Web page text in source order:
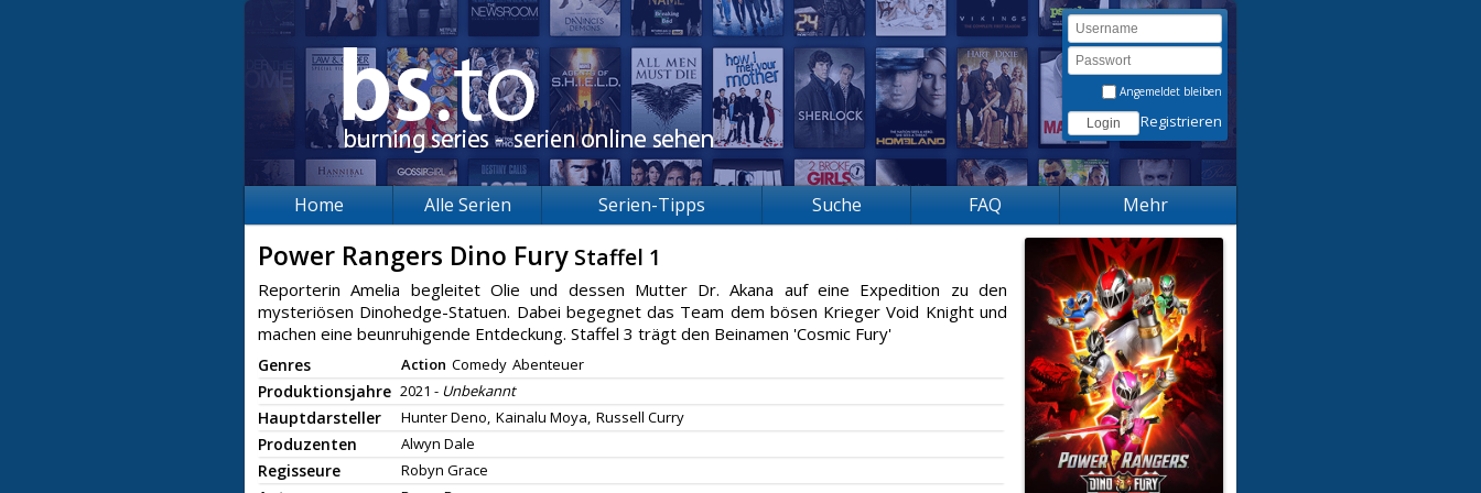
Angemeldet bleiben
Registrieren
Home Alle Serien Serien-Tipps Suche FAQ Mehr
Power Rangers Dino Fury Staffel 1
Reporterin Amelia begleitet Olie und dessen Mutter Dr. Akana auf eine Expedition zu den
mysteriösen Dinohedge-Statuen. Dabei begegnet das Team dem bösen Krieger Void Knight und
machen eine beunruhigende Entdeckung. Staffel 3 trägt den Beinamen 'Cosmic Fury'
Genres Action Comedy Abenteuer
Produktionsjahre 2021 - Unbekannt
Hauptdarsteller Hunter Deno, Kainalu Moya, Russell Curry
Produzenten Alwyn Dale
Regisseure Robyn Grace